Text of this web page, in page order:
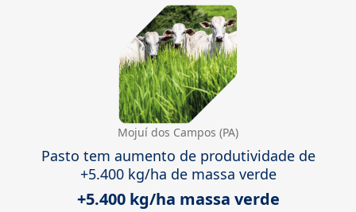
Mojuí dos Campos (PA)
Pasto tem aumento de produtividade de
+5.400 kg/ha de massa verde
+5.400 kg/ha massa verde